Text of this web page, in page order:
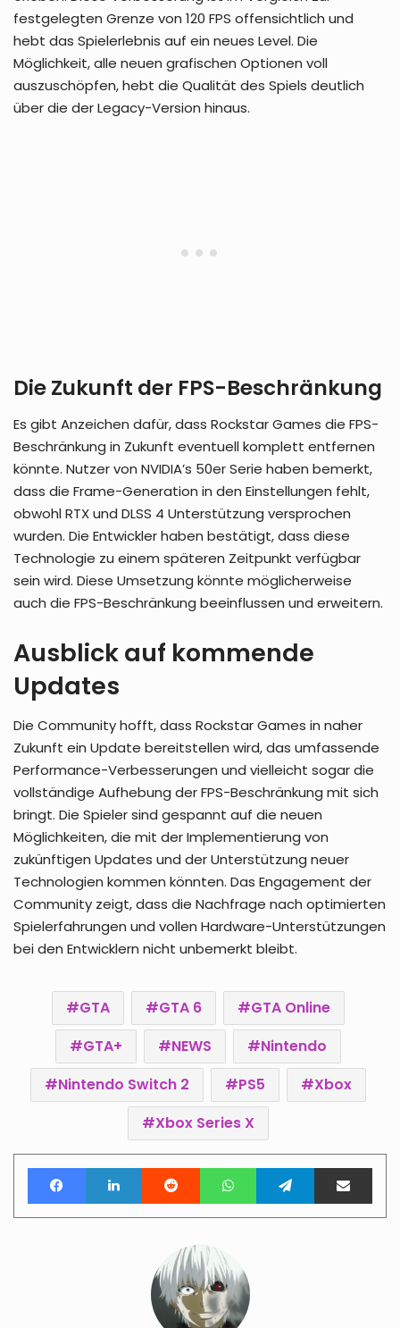
festgelegten Grenze von 120 FPS offensichtlich und
hebt das Spielerlebnis auf ein neues Level. Die
Möglichkeit, alle neuen grafischen Optionen voll
auszuschöpfen, hebt die Qualität des Spiels deutlich
über die der Legacy-Version hinaus.
Die Zukunft der FPS-Beschränkung
Es gibt Anzeichen dafür, dass Rockstar Games die FPS-
Beschränkung in Zukunft eventuell komplett entfernen
könnte. Nutzer von NVIDIA’s 50er Serie haben bemerkt,
dass die Frame-Generation in den Einstellungen fehlt,
obwohl RTX und DLSS 4 Unterstützung versprochen
wurden. Die Entwickler haben bestätigt, dass diese
Technologie zu einem späteren Zeitpunkt verfügbar
sein wird. Diese Umsetzung könnte möglicherweise
auch die FPS-Beschränkung beeinflussen und erweitern.
Ausblick auf kommende
Updates
Die Community hofft, dass Rockstar Games in naher
Zukunft ein Update bereitstellen wird, das umfassende
Performance-Verbesserungen und vielleicht sogar die
vollständige Aufhebung der FPS-Beschränkung mit sich
bringt. Die Spieler sind gespannt auf die neuen
Möglichkeiten, die mit der Implementierung von
zukünftigen Updates und der Unterstützung neuer
Technologien kommen könnten. Das Engagement der
Community zeigt, dass die Nachfrage nach optimierten
Spielerfahrungen und vollen Hardware-Unterstützungen
bei den Entwicklern nicht unbemerkt bleibt.
GTA GTA 6
GTA Online
GTA+
NEWS
Nintendo
Nintendo Switch 2
PS5
Xbox
Xbox Series X
FacebookLinkedIn Reddit WhatsAppTelegramTeile per E-Mail